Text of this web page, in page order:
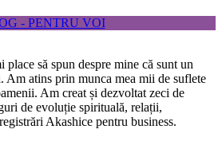
- PENTRU VOI
să spun despre mine că sunt un
Am atins prin munca mea mii de suflete
Am creat și dezvoltat zeci de
de evoluție spirituală, relații,
Akashice pentru business.